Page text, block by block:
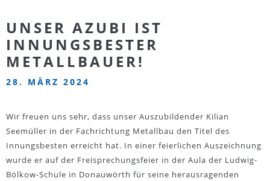
UNSER AZUBI IST
INNUNGSBESTER
METALLBAUER!
28. MÄRZ 2024
Wir freuen uns sehr, dass unser Auszubildender Kilian
Seemüller in der Fachrichtung Metallbau den Titel des
Innungsbesten erreicht hat. In einer feierlichen Auszeichnung
wurde er auf der Freisprechungsfeier in der Aula der Ludwig-
Bölkow-Schule in Donauwörth für seine herausragenden